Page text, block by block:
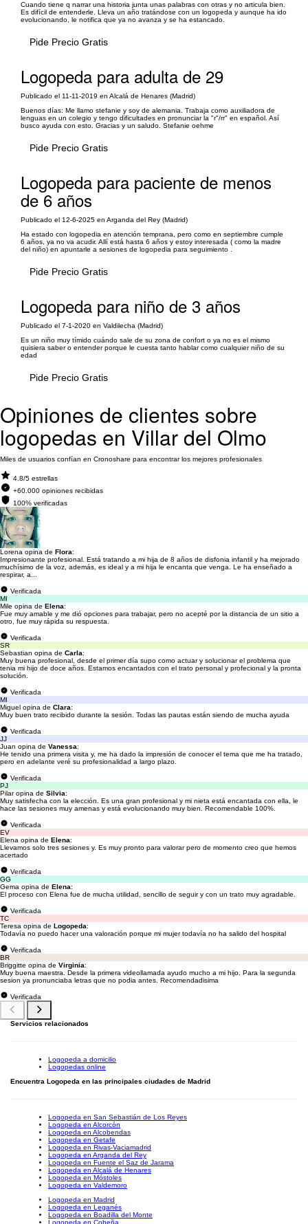
Cuando tiene q narrar una historia junta unas palabras con otras y no articula bien.
Es difícil de entenderle. Lleva un año tratándose con un logopeda y aunque ha ido
evolucionando, le notifica que ya no avanza y se ha estancado.
Pide Precio Gratis
Logopeda para adulta de 29
Publicado el 11-11-2019 en Alcalá de Henares (Madrid)
Buenos días: Me llamo stefanie y soy de alemania. Trabaja como auxiliadora de
lenguas en un colegio y tengo dificultades en pronunciar la "r"/rr" en español. Así
busco ayuda con esto. Gracias y un saludo. Stefanie oehme
Pide Precio Gratis
Logopeda para paciente de menos
de 6 años
Publicado el 12-6-2025 en Arganda del Rey (Madrid)
Ha estado con logopedia en atención temprana, pero como en septiembre cumple
6 años, ya no va acudir. Allí está hasta 6 años y estoy interesada ( como la madre
del niño) en apuntarle a sesiones de logopedia para seguimiento .
Pide Precio Gratis
Logopeda para niño de 3 años
Publicado el 7-1-2020 en Valdilecha (Madrid)
Es un niño muy tímido cuándo sale de su zona de confort o ya no es el mismo
quisiera saber o entender porque le cuesta tanto hablar como cualquier niño de su
edad
Pide Precio Gratis
Opiniones de clientes sobre
logopedas en Villar del Olmo
Miles de usuarios confían en Cronoshare para encontrar los mejores profesionales
4.8/5 estrellas
+60.000 opiniones recibidas
100% verificadas
Lorena opina de Flora:
Impresionante profesional. Está tratando a mi hija de 8 años de disfonia infantil y ha mejorado
muchísimo de la voz, además, es ideal y a mi hija le encanta que venga. Le ha enseñado a
respirar, a...
Verificada
MI
Mile opina de Elena:
Fue muy amable y me dió opciones para trabajar, pero no acepté por la distancia de un sitio a
otro, fue muy rápida su respuesta.
Verificada
SR
Sebastian opina de Carla:
Muy buena profesional, desde el primer día supo como actuar y solucionar el problema que
tenia mi hijo de doce años. Estamos encantados con el trato personal y profecional y la pronta
solución.
Verificada
MI
Miguel opina de Clara:
Muy buen trato recibido durante la sesión. Todas las pautas están siendo de mucha ayuda
Verificada
JJ
Juan opina de Vanessa:
He tenido una primera visita y, me ha dado la impresión de conocer el tema que me ha tratado,
pero en adelante veré su profesionalidad a largo plazo.
Verificada
PJ
Pilar opina de Silvia:
Muy satisfecha con la elección. Es una gran profesional y mi nieta está encantada con ella, le
hace las sesiones muy amenas y está evolucionando muy bien. Recomendable 100%.
Verificada
EV
Elena opina de Elena:
Llevamos solo tres sesiones y. Es muy pronto para valorar pero de momento creo que hemos
acertado
Verificada
GG
Gema opina de Elena:
El proceso con Elena fue de mucha utilidad, sencillo de seguir y con un trato muy agradable.
Verificada
TC
Teresa opina de Logopeda:
Todavía no puedo hacer una valoración porque mi mujer todavía no ha salido del hospital
Verificada
BR
Briggitte opina de Virginia:
Muy buena maestra. Desde la primera videollamada ayudo mucho a mi hijo. Para la segunda
sesion ya pronunciaba letras que no podia antes. Recomendadisima
Verificada
Servicios relacionados
Logopeda a domicilio
Logopedas online
Encuentra Logopeda en las principales ciudades de Madrid
Logopeda en San Sebastián de Los Reyes
Logopeda en Alcorcón
Logopeda en Alcobendas
Logopeda en Getafe
Logopeda en Rivas-Vaciamadrid
Logopeda en Arganda del Rey
Logopeda en Fuente el Saz de Jarama
Logopeda en Alcalá de Henares
Logopeda en Móstoles
Logopeda en Valdemoro
Logopeda en Madrid
Logopeda en Leganés
Logopeda en Boadilla del Monte
Logopeda en Cobeña